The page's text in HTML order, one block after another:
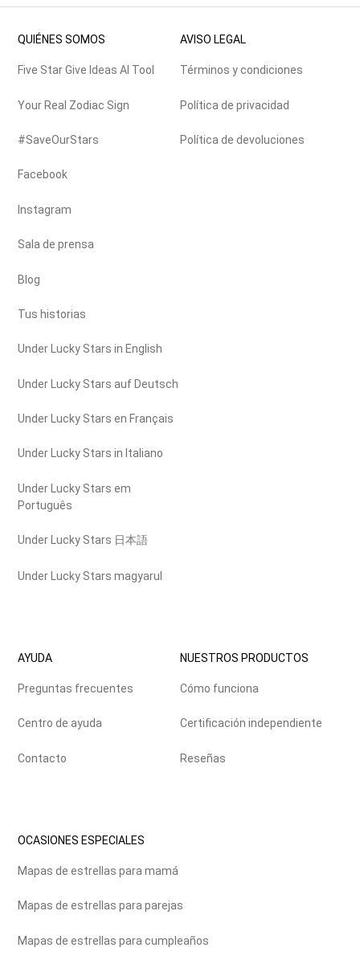
QUIÉNES SOMOS
Five Star Give Ideas AI Tool
Your Real Zodiac Sign
#SaveOurStars
Facebook
Instagram
Sala de prensa
Blog
Tus historias
Under Lucky Stars in English
Under Lucky Stars auf Deutsch
Under Lucky Stars en Français
Under Lucky Stars in Italiano
Under Lucky Stars em
Português
Under Lucky Stars 日本語
Under Lucky Stars magyarul
AVISO LEGAL
Términos y condiciones
Política de privacidad
Política de devoluciones
AYUDA
Preguntas frecuentes
Centro de ayuda
Contacto
NUESTROS PRODUCTOS
Cómo funciona
Certificación independiente
Reseñas
OCASIONES ESPECIALES
Mapas de estrellas para mamá
Mapas de estrellas para parejas
Mapas de estrellas para cumpleaños